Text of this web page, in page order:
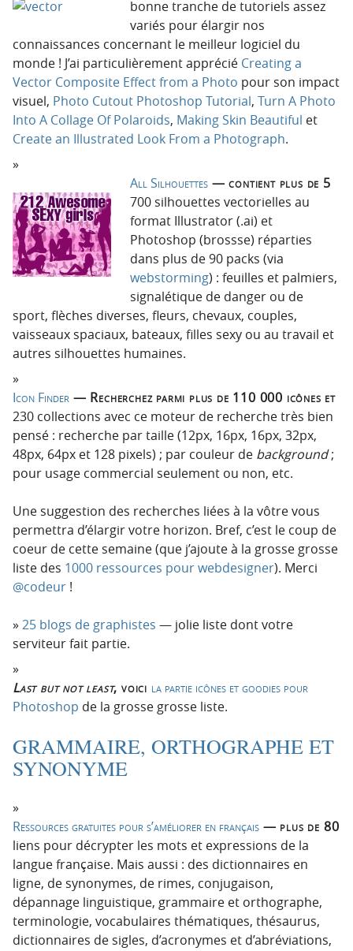
bonne tranche de tutoriels assez
variés pour élargir nos
connaissances concernant le meilleur logiciel du
monde ! J’ai particulièrement apprécié Creating a
Vector Composite Effect from a Photo pour son impact
visuel, Photo Cutout Photoshop Tutorial, Turn A Photo
Into A Collage Of Polaroids, Making Skin Beautiful et
Create an Illustrated Look From a Photograph.
All Silhouettes — contient plus de 5
700 silhouettes vectorielles au
format Illustrator (.ai) et
Photoshop (brossse) réparties
dans plus de 90 packs (via
webstorming) : feuilles et palmiers,
signalétique de danger ou de
sport, flèches diverses, fleurs, chevaux, couples,
vaisseaux spaciaux, bateaux, filles sexy ou au travail et
autres silhouettes humaines.
Icon Finder — Recherchez parmi plus de 110 000 icônes et
230 collections avec ce moteur de recherche très bien
pensé : recherche par taille (12px, 16px, 16px, 32px,
48px, 64px et 128 pixels) ; par couleur de background;
pour usage commercial seulement ou non, etc.
Une suggestion des recherches liées à la vôtre vous
permettra d’élargir votre horizon. Bref, c’est le coup de
coeur de cette semaine (que j’ajoute à la grosse grosse
liste des 1000 ressources pour webdesigner). Merci
@codeur !
25 blogs de graphistes — jolie liste dont votre
serviteur fait partie.
Last but not least, voici la partie icônes et goodies pour
Photoshop de la grosse grosse liste.
GRAMMAIRE, ORTHOGRAPHE ET
SYNONYME
Ressources gratuites pour s’améliorer en français — plus de 80
liens pour décrypter les mots et expressions de la
langue française. Mais aussi : des dictionnaires en
ligne, de synonymes, de rimes, conjugaison,
dépannage linguistique, grammaire et orthographe,
terminologie, vocabulaires thématiques, thésaurus,
dictionnaires de sigles, d’acronymes et d’abréviations,